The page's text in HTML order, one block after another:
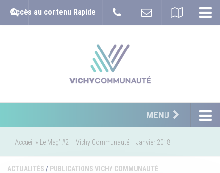
Accès au contenu Rapide
MENU
Accueil » Le Mag’ #2 – Vichy Communauté – Janvier 2018
ACTUALITÉS / PUBLICATIONS VICHY COMMUNAUTÉ